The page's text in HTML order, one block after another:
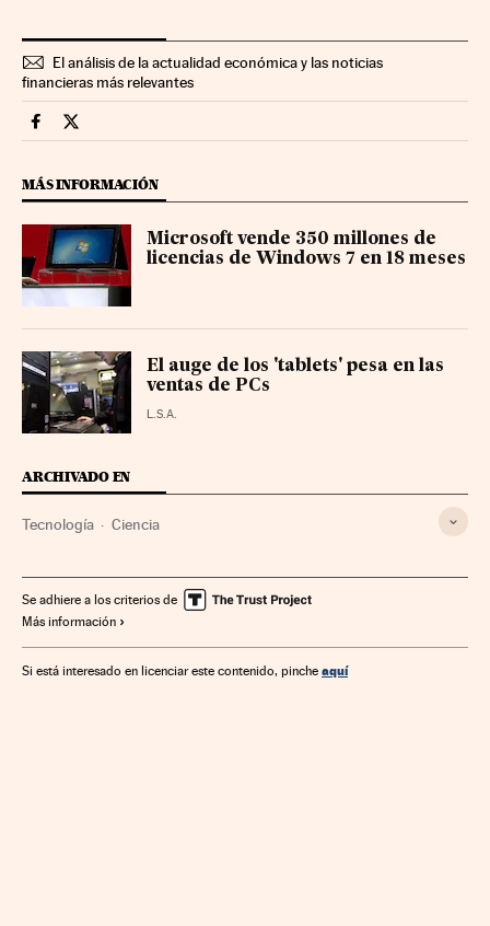
El análisis de la actualidad económica y las noticias
financieras más relevantes
Companias Cinco Días en Facebook
Companias Cinco Días en Twitter
MÁS INFORMACIÓN
Microsoft vende 350 millones de
licencias de Windows 7 en 18 meses
El auge de los 'tablets' pesa en las
ventas de PCs
L.S.A.
ARCHIVADO EN
Tecnología Ciencia
Se adhiere a los criterios de
Más información
Si está interesado en licenciar este contenido, pinche aquí